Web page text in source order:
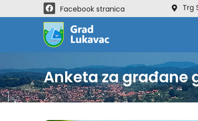
Trg
Facebook stranica
Anketa za građane